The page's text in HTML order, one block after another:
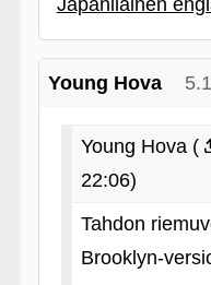
Japanilainen
Young Hova
Young Hova (
22:06)
Tahdon
Brooklyn-